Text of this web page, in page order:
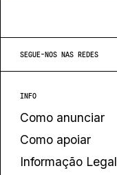
SEGUE-NOS NAS REDES
INFO
Como anunciar
Como apoiar
Informação Legal